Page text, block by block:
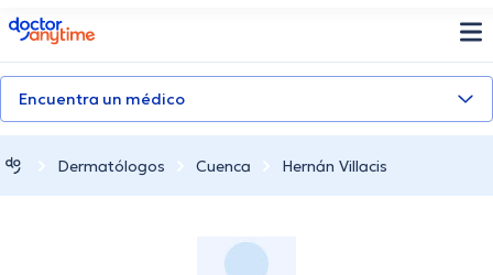
doctoranytime
Encuentra un médico
Dermatólogos Cuenca Hernán Villacis